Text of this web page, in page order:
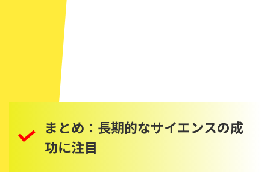
まとめ：長期的なサイエンスの成
功に注目